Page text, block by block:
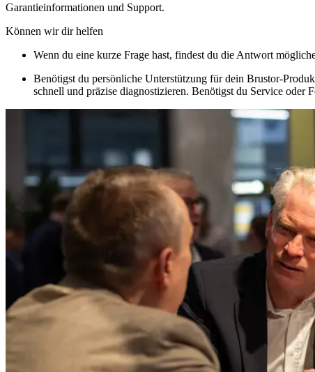
Garantieinformationen und Support.
Können wir dir helfen
Wenn du eine kurze Frage hast, findest du die Antwort
Benötigst du persönliche Unterstützung für dein Brustor-
schnell und präzise diagnostizieren. Benötigst du Service oder